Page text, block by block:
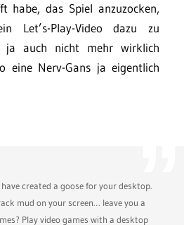
habe, das Spiel anzuzocken,
Let’s-Play-Video dazu zu
ja auch nicht mehr wirklich
eine Nerv-Gans ja eigentlich
have created a goose for your desktop.
mud on your screen… leave you a
Play video games with a desktop